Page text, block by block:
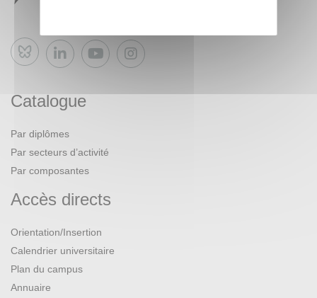
Bluesky
Catalogue
Par diplômes
Par secteurs d’activité
Par composantes
Accès directs
Orientation/Insertion
Calendrier universitaire
Plan du campus
Annuaire